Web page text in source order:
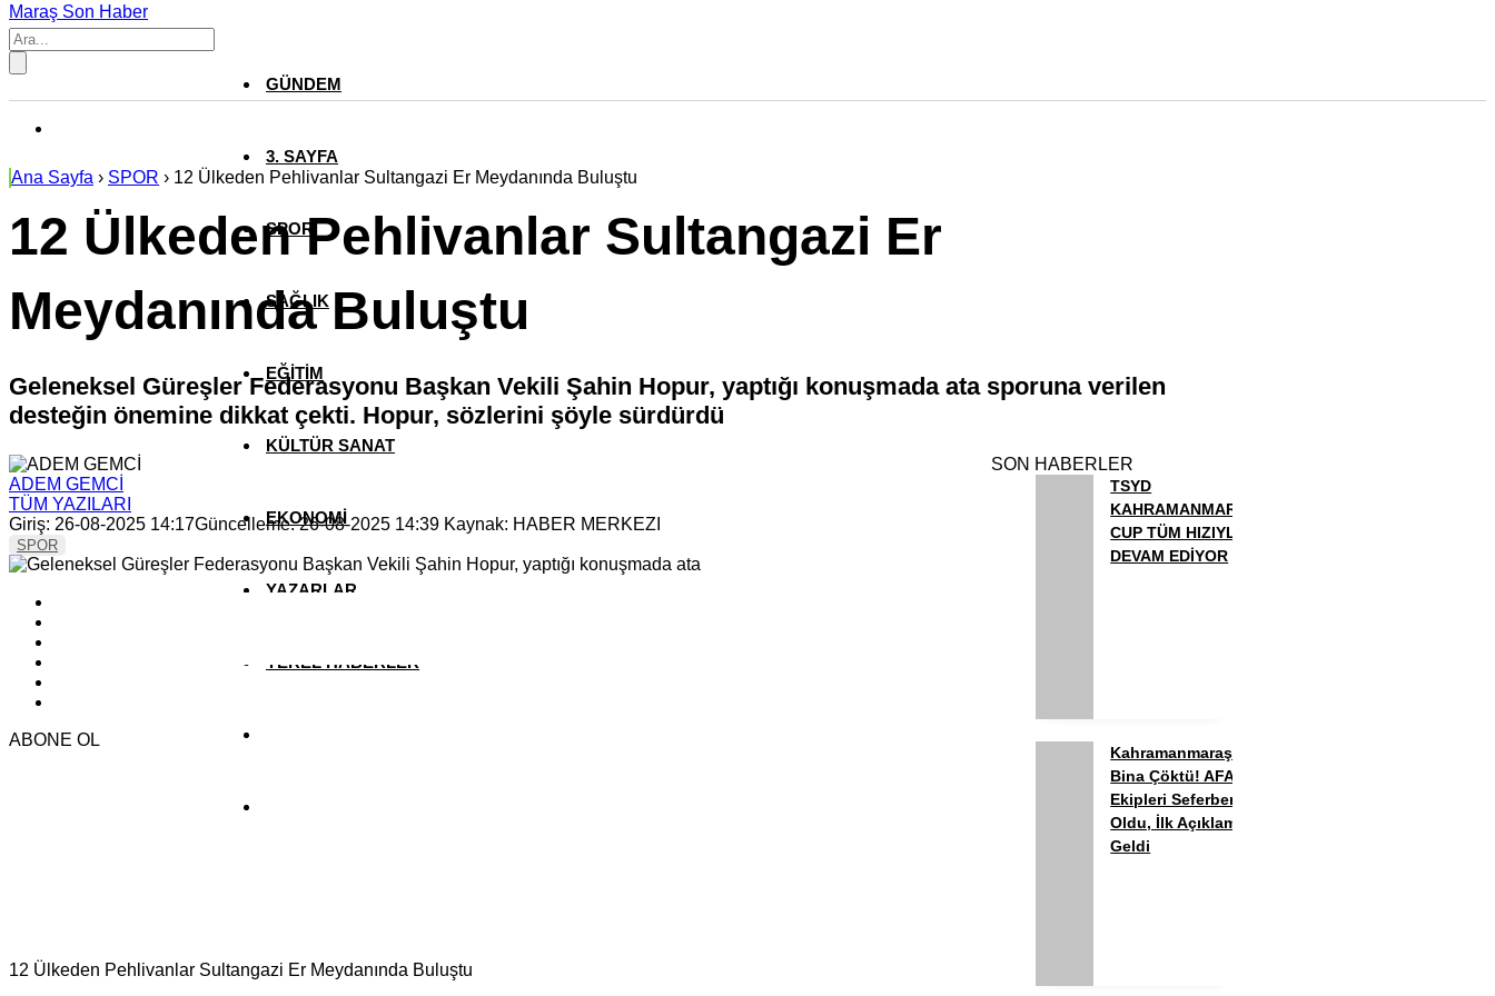
Maraş Son Haber
GÜNDEM
3. SAYFA
SPOR
SAĞLIK
EĞİTİM
KÜLTÜR SANAT
EKONOMİ
YAZARLAR
YEREL HABERLER
Ana Sayfa › SPOR › 12 Ülkeden Pehlivanlar Sultangazi Er Meydanında Buluştu
12 Ülkeden Pehlivanlar Sultangazi Er
Meydanında Buluştu
Geleneksel Güreşler Federasyonu Başkan Vekili Şahin Hopur, yaptığı konuşmada ata sporuna verilen
desteğin önemine dikkat çekti. Hopur, sözlerini şöyle sürdürdü
ADEM GEMCİ
TÜM YAZILARI
Giriş: 26-08-2025 14:17Güncelleme: 26-08-2025 14:39 Kaynak: HABER MERKEZI
SPOR
ABONE OL
12 Ülkeden Pehlivanlar Sultangazi Er Meydanında Buluştu
SON HABERLER
TSYD
KAHRAMANMARAŞ
CUP TÜM HIZIYLA
DEVAM EDİYOR
Kahramanmaraş’ta
Bina Çöktü! AFAD
Ekipleri Seferber
Oldu, İlk Açıklama
Geldi